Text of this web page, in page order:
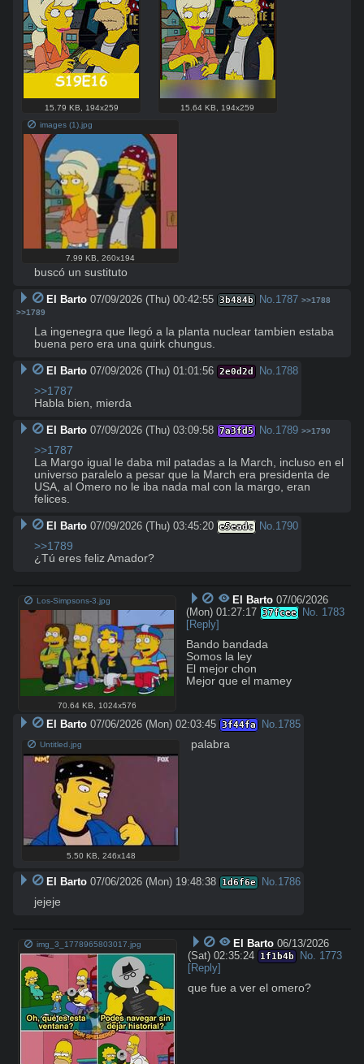
15.79 KB 194x259 15.64 KB
194x259
images (1).jpg
7.99 KB ,260x194
buscó un sustituto
El Barto 07/09/2026 (Thu) 00:42:55 3b484b No. 1787 >>1788
>>1789
La ingenegra que llegó a la planta nuclear tambien estaba
buena pero era una quirk chungus.
El Barto 07/09/2026 (Thu) 01:01:56 2e0d2d No. 1788
>>1787
Habla bien, mierda
El Barto 07/09/2026 (Thu) 03:09:58 7a3fd5 No. 1789 >>1790
>>1787
La Margo igual le daba mil patadas a la March, incluso en el
universo paralelo a pesar que la March era presidenta de
USA, al Omero no le iba nada mal con la margo, eran
felices.
El Barto 07/09/2026 (Thu) 03:45:20 e5eadc No. 1790
>>1789
¿Tú eres feliz Amador?
Los-Simpsons-3.jpg
70.64 KB 1024x576
El Barto 07/06/2026
(Mon) 01:27:17 37fcee No. 1783
[Reply]
Bando bandada
Somos la ley
El mejor chon
Mejor que el mamey
El Barto 07/06/2026 (Mon) 02:03:45 3f44fa No.1785
Untitled.jpg
5.50 KB, 246x148
palabra
El Barto 07/06/2026 (Mon) 19:48:38 1d6f6e No. 1786
jejeje
img_3_1778965803017.jpg El Barto 06/13/2026
(Sat) 02:35:24 1f1b4b No. 1773
[Reply]
que fue a ver el omero?